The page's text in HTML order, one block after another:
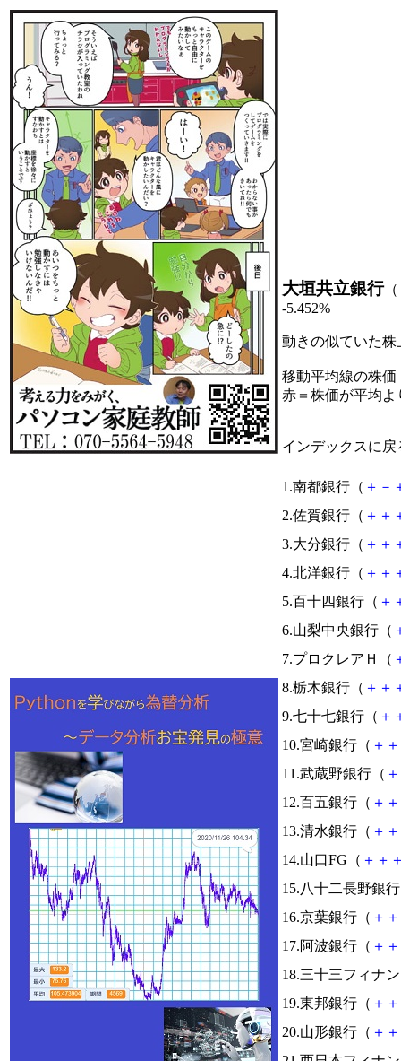
大垣共立銀行（
-5.452%
動きの似ていた
移動平均線の株価
赤＝株価が平均
インデックスに戻
1.南都銀行（ ＋ －
2.佐賀銀行（ ＋ ＋
3.大分銀行（ ＋ ＋
4.北洋銀行（ ＋ ＋
5.百十四銀行（ ＋
6.山梨中央銀行（
7.プロクレアＨ（
8.栃木銀行（ ＋ ＋
9.七十七銀行（ ＋
10.宮崎銀行（ ＋ ＋
11.武蔵野銀行（ ＋
12.百五銀行（ ＋ ＋
13.清水銀行（ ＋ ＋
14.山口FG（ ＋ ＋
15.八十二長野銀
16.京葉銀行（ ＋ ＋
17.阿波銀行（ ＋ ＋
18.三十三フィナ
19.東邦銀行（ ＋ ＋
20.山形銀行（ ＋ ＋